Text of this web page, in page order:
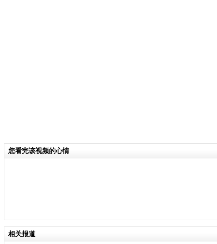
您看完该视频的心情
相关报道